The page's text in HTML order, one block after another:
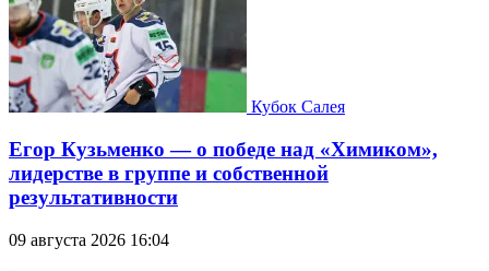
Кубок Салея
Егор Кузьменко — о победе над «Химиком»,
лидерстве в группе и собственной
результативности
09 августа 2026 16:04